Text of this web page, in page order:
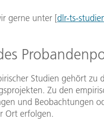
gerne unter [dlr-ts-
Studien gehört zu
Zu den
und Beobachtungen
Ort erfolgen.